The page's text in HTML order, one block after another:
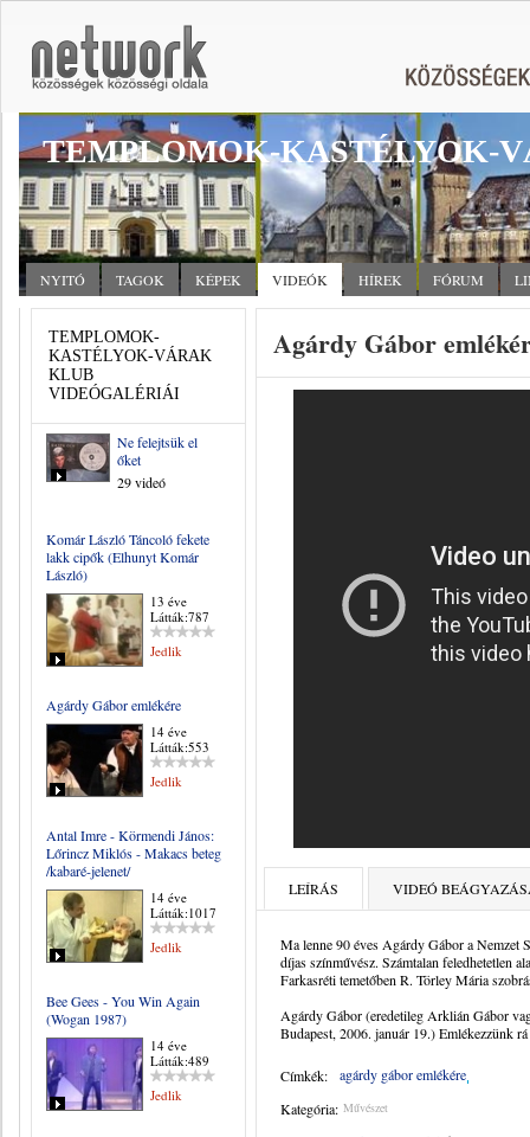
TEMPLOMOK-KASTÉLYOK-
NYITÓ TAGOK KÉPEK VIDEÓK HÍREK FÓRUM
TEMPLOMOK-
KASTÉLYOK-VÁRAK
KLUB
VIDEÓGALÉRIÁI
Ne felejtsük el
őket
29 videó
Komár László Táncoló fekete
lakk cipők (Elhunyt Komár
László)
13 éve
Látták:787
Jedlik
Agárdy Gábor emlékére
14 éve
Látták:553
Jedlik
Antal Imre - Körmendi János:
Lőrincz Miklós - Makacs beteg
/kabaré-jelenet/
14 éve
Látták:1017
Jedlik
Bee Gees - You Win Again
(Wogan 1987)
14 éve
Látták:489
Jedlik
Agárdy Gábor
LEÍRÁS VIDEÓ
Ma lenne 90 éves Agárdy Gábor a Nemzet
díjas színművész. Számtalan feledhetetlen
Farkasréti temetőben R. Törley Mária
Agárdy Gábor (eredetileg Arklián Gábor
Budapest, 2006. január 19.) Emlékezzünk
Címkék:
agárdy gábor emlékére
Kategória: Művészet